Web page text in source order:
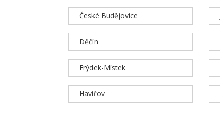
České Budějovice
Děčín
Frýdek-Místek
Havířov